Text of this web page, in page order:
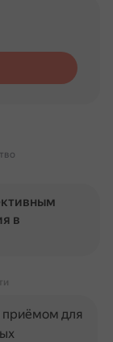
в
приёмом для